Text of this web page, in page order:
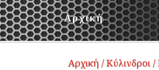
Αρχική
Αρχική /Κύλινδροι /